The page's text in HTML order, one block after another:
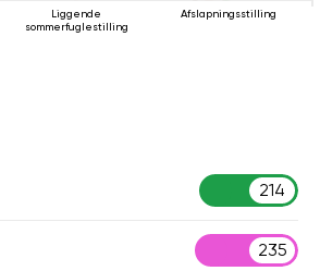
Liggende
sommerfuglestilling
Afslapningsstilling
214
235